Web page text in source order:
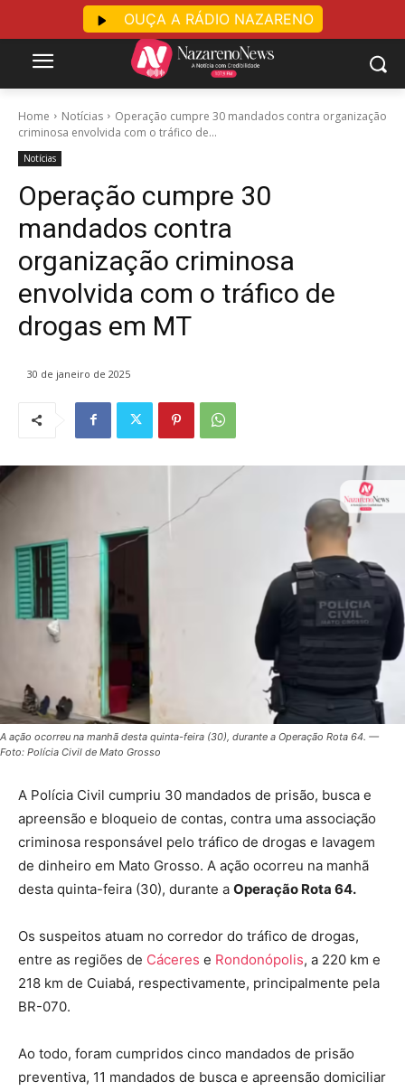
Home Notícias
Operação cumpre 30 mandados contra organização
criminosa envolvida com o tráfico de...
Notícias
Operação cumpre 30
mandados contra
organização criminosa
envolvida com o tráfico de
drogas em MT
30 de janeiro de 2025
A ação ocorreu na manhã desta quinta-feira (30), durante a Operação Rota 64. —
Foto: Polícia Civil de Mato Grosso
A Polícia Civil cumpriu 30 mandados de prisão, busca e
apreensão e bloqueio de contas, contra uma associação
criminosa responsável pelo tráfico de drogas e lavagem
de dinheiro em Mato Grosso. A ação ocorreu na manhã
desta quinta-feira (30), durante a Operação Rota 64.
Os suspeitos atuam no corredor do tráfico de drogas,
entre as regiões de Cáceres e Rondonópolis, a 220 km e
218 km de Cuiabá, respectivamente, principalmente pela
BR-070.
Ao todo, foram cumpridos cinco mandados de prisão
preventiva, 11 mandados de busca e apreensão domiciliar
OUÇA A RÁDIO NAZARENO